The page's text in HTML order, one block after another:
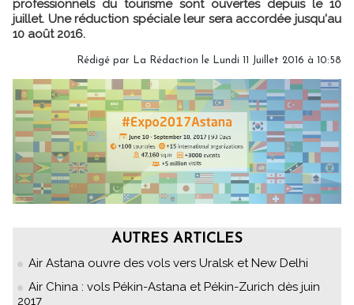
professionnels du tourisme sont ouvertes depuis le 10
juillet. Une réduction spéciale leur sera accordée jusqu'au
10 août 2016.
Rédigé par La Rédaction le Lundi 11 Juillet 2016 à 10:58
AUTRES ARTICLES
Air Astana ouvre des vols vers Uralsk et New Delhi
Air China : vols Pékin-Astana et Pékin-Zurich dès juin
2017